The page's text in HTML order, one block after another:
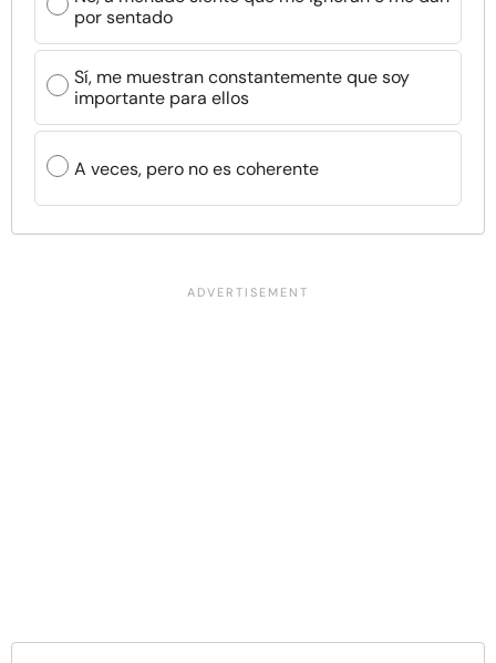
por sentado
Sí, me muestran constantemente que soy
importante para ellos
A veces, pero no es coherente